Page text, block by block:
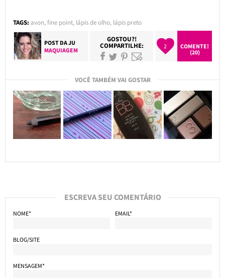
TAGS: avon,fine point, lápis de olho, lápis preto
POST DAJU
MAQUIAGEM
GOSTOU?!
COMPARTILHE: 2
COMENTE!
(20)
VOCÊ TAMBÉM VAI GOSTAR
ESCREVA SEU COMENTÁRIO
NOME* EMAIL*
BLOG/SITE
MENSAGEM*